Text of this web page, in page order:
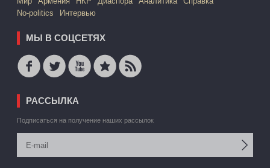
No-politics
Интервью
МЫ В СОЦСЕТЯХ
РАССЫЛКА
Подписаться на получение наших рассылок